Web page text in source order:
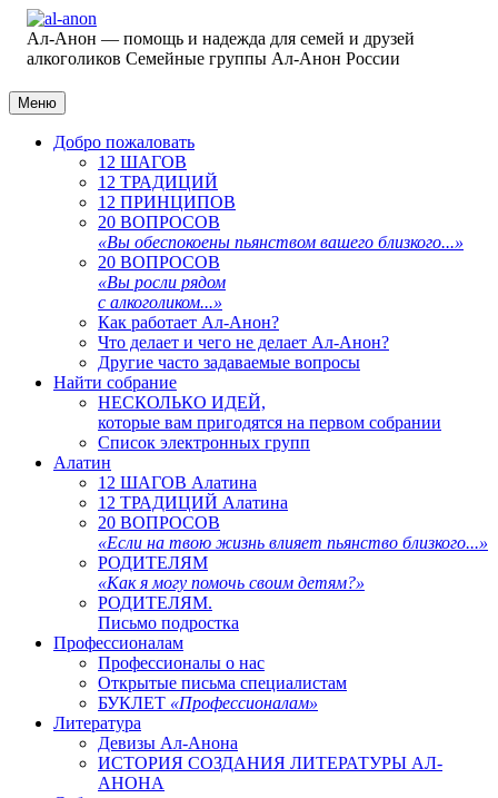
Ал-Анон — помощь и надежда для семей и друзей
алкоголиков Семейные группы Ал-Анон России
Меню
Добро пожаловать
12 ШАГОВ
12 ТРАДИЦИЙ
12 ПРИНЦИПОВ
20 ВОПРОСОВ
«Вы обеспокоены пьянством вашего близкого...»
20 ВОПРОСОВ
«Вы росли рядом
с алкоголиком...»
Как работает Ал-Анон?
Что делает и чего не делает Ал-Анон?
Другие часто задаваемые вопросы
Найти собрание
НЕСКОЛЬКО ИДЕЙ,
которые вам пригодятся на первом собрании
Список электронных групп
Алатин
12 ШАГОВ Алатина
12 ТРАДИЦИЙ Алатина
20 ВОПРОСОВ
«Если на твою жизнь влияет пьянство близкого...»
РОДИТЕЛЯМ
«Как я могу помочь своим детям?»
РОДИТЕЛЯМ.
Письмо подростка
Профессионалам
Профессионалы о нас
Открытые письма специалистам
БУКЛЕТ «Профессионалам»
Литература
Девизы Ал-Анона
ИСТОРИЯ СОЗДАНИЯ ЛИТЕРАТУРЫ АЛ-
АНОНА